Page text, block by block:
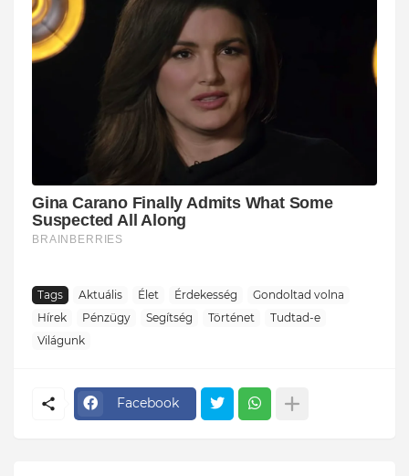
Tags Aktuális Élet Érdekesség
Gondoltad volna
Hírek
Pénzügy Segítség Történet
Tudtad-e
Világunk
Facebook